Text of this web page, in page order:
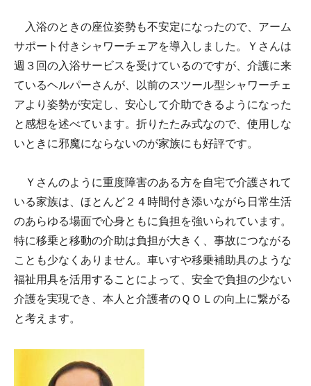
入浴のときの座位姿勢も不安定になったので、アーム
サポート付きシャワーチェアを導入しました。Ｙさんは
週３回の入浴サービスを受けているのですが、介護に来
ているヘルパーさんが、以前のスツール型シャワーチェ
アより姿勢が安定し、安心して介助できるようになった
と感想を述べています。折りたたみ式なので、使用しな
いときに邪魔にならないのが家族にも好評です。
Ｙさんのように重度障害のある方を自宅で介護されて
いる家族は、ほとんど２４時間付き添いながら日常生活
のあらゆる場面で心身ともに負担を強いられています。
特に移乗と移動の介助は負担が大きく、事故につながる
ことも少なくありません。車いすや移乗補助具のような
福祉用具を活用することによって、安全で負担の少ない
介護を実現でき、本人と介護者のＱＯＬの向上に繋がる
と考えます。